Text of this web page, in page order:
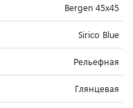
Bergen 45x45
Sirico Blue
Рельефная
Глянцевая